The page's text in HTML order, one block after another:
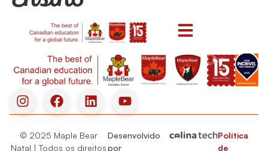
© 2025 Maple Bear
Natal | Todos os direitos
Desenvolvido
por
Política
de